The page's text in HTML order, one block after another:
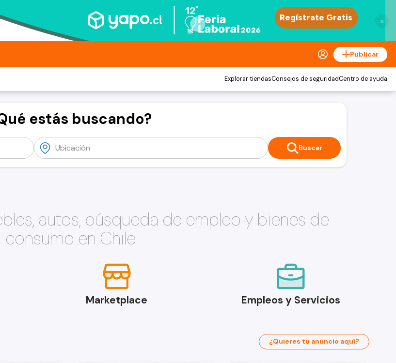
×
Publicar
Explorar tiendasConsejos de seguridadCentro de ayuda
estás buscando?
Buscar
autos, búsqueda de empleo y bienes de
consumo en Chile
Marketplace Empleos y Servicios
¿Quieres tu anuncio aquí?